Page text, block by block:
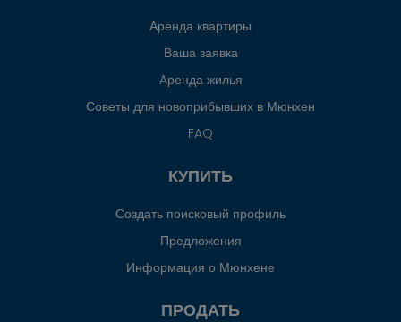
Аренда квартиры
Ваша заявка
Aренда жилья
Советы для новоприбывших в Мюнхен
FAQ
КУПИТЬ
Создать поисковый профиль
Предложения
Информация о Мюнхене
ПРОДАТЬ